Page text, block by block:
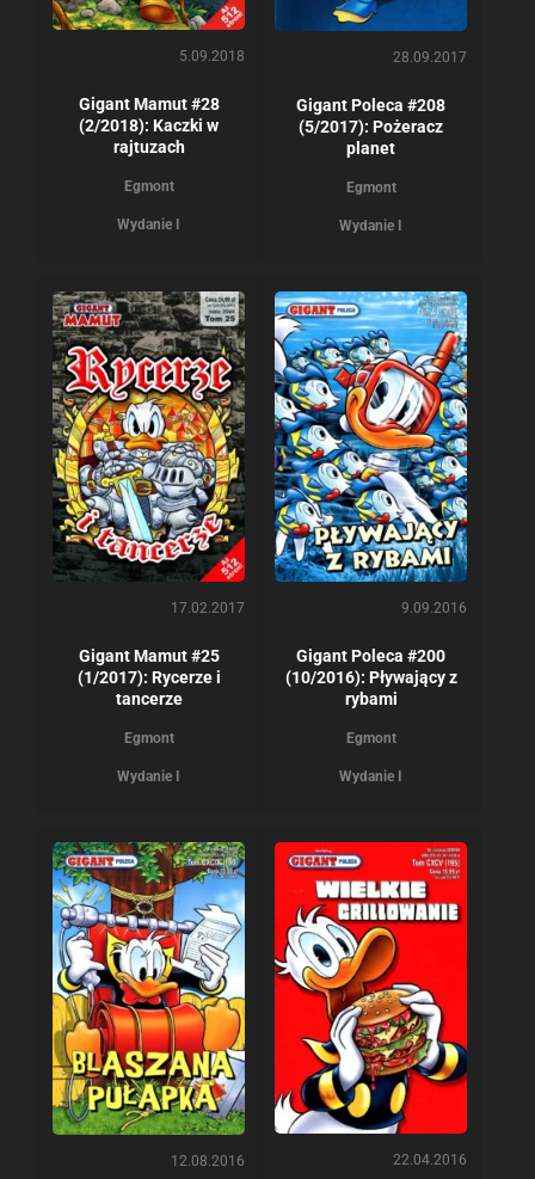
5.09.2018
Gigant Mamut #28
(2/2018): Kaczki w
rajtuzach
Egmont
Wydanie I
28.09.2017
Gigant Poleca #208
(5/2017): Pożeracz
planet
Egmont
Wydanie I
17.02.2017
Gigant Mamut #25
(1/2017): Rycerze i
tancerze
Egmont
Wydanie I
9.09.2016
Gigant Poleca #200
(10/2016): Pływający z
rybami
Egmont
Wydanie I
12.08.2016 22.04.2016